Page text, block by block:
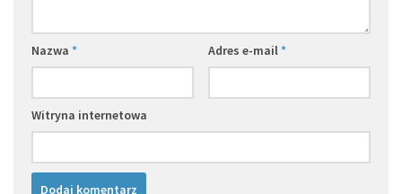
Nazwa * Adres e-mail*
Witryna internetowa